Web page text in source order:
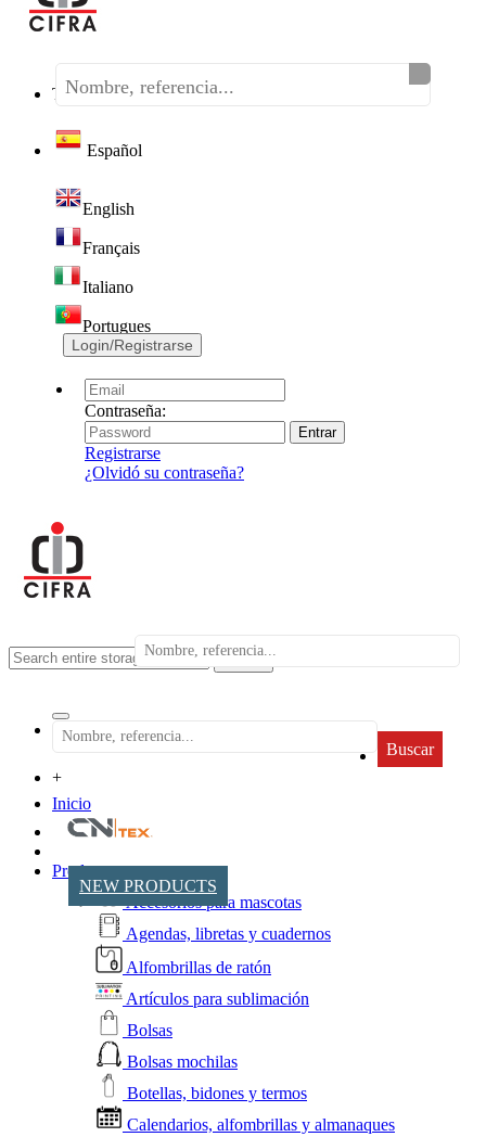
Teléfono:(+34) 968 320 046
Español
English
Français
Italiano
Portugues
Login/Registrarse
Contraseña:
Registrarse
¿Olvidó su contraseña?
search
Buscar
+
Inicio
NEW PRODUCTS
Productos
Accesorios para mascotas
Agendas, libretas y cuadernos
Alfombrillas de ratón
Artículos para sublimación
Bolsas
Bolsas mochilas
Botellas, bidones y termos
Calendarios, alfombrillas y almanaques